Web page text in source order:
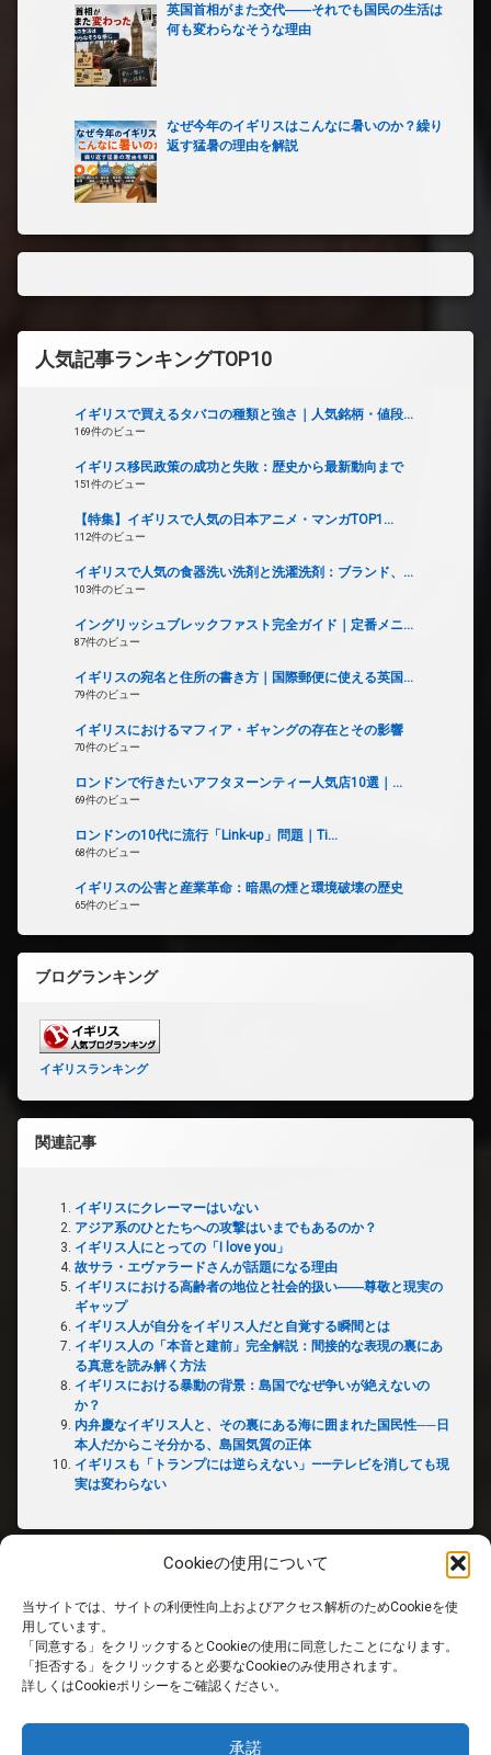
Cookieの使用について
当サイトでは、サイトの利便性向上およびアクセス解析のためCookieを使
用しています。
「同意する」をクリックするとCookieの使用に同意したことになります。
「拒否する」をクリックすると必要なCookieのみ使用されます。
詳しくはCookieポリシーをご確認ください。
承諾
英国首相がまた交代――それでも国民の生活は
何も変わらなそうな理由
なぜ今年のイギリスはこんなに暑いのか？繰り
返す猛暑の理由を解説
人気記事ランキングTOP10
イギリスで買えるタバコの種類と強さ｜人気銘柄・値段...
169件のビュー
イギリス移民政策の成功と失敗：歴史から最新動向まで
151件のビュー
【特集】イギリスで人気の日本アニメ・マンガTOP1...
112件のビュー
イギリスで人気の食器洗い洗剤と洗濯洗剤：ブランド、...
103件のビュー
イングリッシュブレックファスト完全ガイド｜定番メニ...
87件のビュー
イギリスの宛名と住所の書き方｜国際郵便に使える英国...
79件のビュー
イギリスにおけるマフィア・ギャングの存在とその影響
70件のビュー
ロンドンで行きたいアフタヌーンティー人気店10選｜...
69件のビュー
ロンドンの10代に流行「Link-up」問題｜Ti...
68件のビュー
イギリスの公害と産業革命：暗黒の煙と環境破壊の歴史
65件のビュー
ブログランキング
イギリスランキング
関連記事
イギリスにクレーマーはいない
アジア系のひとたちへの攻撃はいまでもあるのか？
イギリス人にとっての「I love you」
故サラ・エヴァラードさんが話題になる理由
イギリスにおける高齢者の地位と社会的扱い――尊敬と現実の
ギャップ
イギリス人が自分をイギリス人だと自覚する瞬間とは
イギリス人の「本音と建前」完全解説：間接的な表現の裏にあ
る真意を読み解く方法
イギリスにおける暴動の背景：島国でなぜ争いが絶えないの
か？
内弁慶なイギリス人と、その裏にある海に囲まれた国民性──日
本人だからこそ分かる、島国気質の正体
イギリスも「トランプには逆らえない」——テレビを消しても現
実は変わらない
ホーム
PRIVACY POLICY